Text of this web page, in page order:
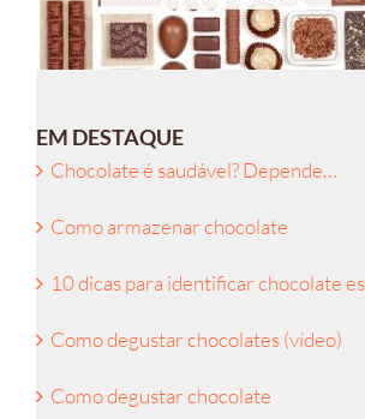
EM DESTAQUE
Chocolate é saudável? Depende…
Como armazenar chocolate
10 dicas para identificar chocolate
Como degustar chocolates (vídeo)
Como degustar chocolate